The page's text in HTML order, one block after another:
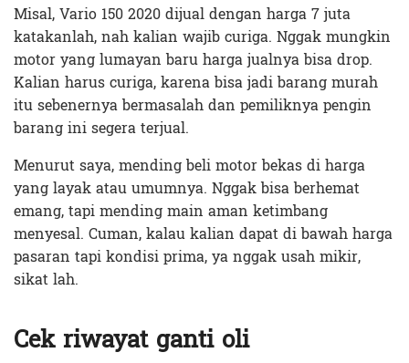
Misal, Vario 150 2020 dijual dengan harga 7 juta
katakanlah, nah kalian wajib curiga. Nggak mungkin
motor yang lumayan baru harga jualnya bisa drop.
Kalian harus curiga, karena bisa jadi barang murah
itu sebenernya bermasalah dan pemiliknya pengin
barang ini segera terjual.
Menurut saya, mending beli motor bekas di harga
yang layak atau umumnya. Nggak bisa berhemat
emang, tapi mending main aman ketimbang
menyesal. Cuman, kalau kalian dapat di bawah harga
pasaran tapi kondisi prima, ya nggak usah mikir,
sikat lah.
Cek riwayat ganti oli